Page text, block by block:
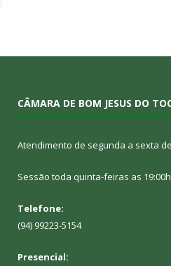
CÂMARA DE BOM JESUS DO
Atendimento de segunda a sexta
Sessão toda quinta-feiras as 19:00h
Telefone:
(94) 99223-5154
Presencial: